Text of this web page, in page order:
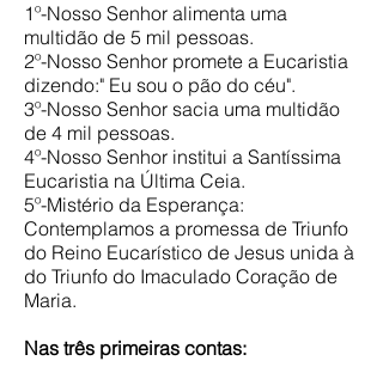
1º-Nosso Senhor alimenta uma
multidão de 5 mil pessoas.
2º-Nosso Senhor promete a Eucaristia
dizendo:" Eu sou o pão do céu".
3º-Nosso Senhor sacia uma multidão
de 4 mil pessoas.
4º-Nosso Senhor institui a Santíssima
Eucaristia na Última Ceia.
5º-Mistério da Esperança:
Contemplamos a promessa de Triunfo
do Reino Eucarístico de Jesus unida à
do Triunfo do Imaculado Coração de
Maria.
Nas três primeiras contas: